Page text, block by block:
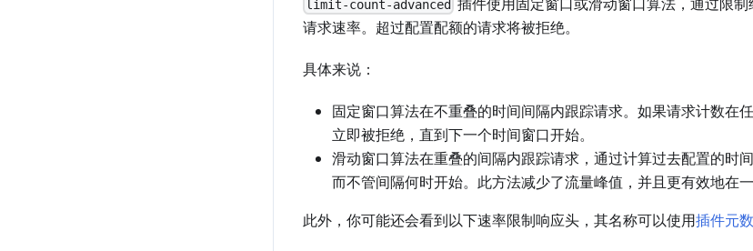
limit-count-advanced
请求速率。超过配置配额的请求将被拒绝。
具体来说：
固定窗口算法在不重叠的时间间隔内跟踪请求。如果请求计数在
立即被拒绝，直到下一个时间窗口开始。
滑动窗口算法在重叠的间隔内跟踪请求，通过计算过去配置的时
而不管间隔何时开始。此方法减少了流量峰值，并且更有效地在
此外，你可能还会看到以下速率限制响应头，其名称可以使用插件元